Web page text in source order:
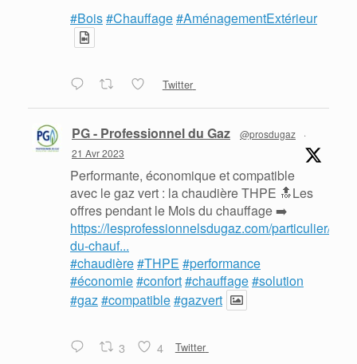
#Bois#Chauffage#AménagementExtérieur
Twitter
PG - Professionnel du Gaz @prosdugaz
·
21 Avr 2023
Performante, économique et compatible
avec le gaz vert : la chaudière THPE 🔝Les
offres pendant le Mois du chauffage ➡️
https://lesprofessionnelsdugaz.com/particulier/
du-chauf...
#chaudière#THPE #performance
#économie#confort#chauffage#solution
#gaz#compatible#gazvert
3 4 Twitter